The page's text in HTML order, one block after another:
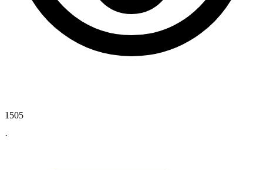
1505
·